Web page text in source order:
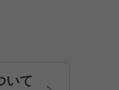
いて